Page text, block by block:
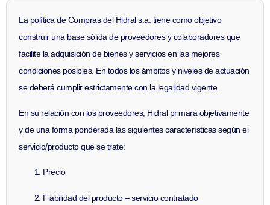
La política de Compras del Hidral s.a. tiene como objetivo
construir una base sólida de proveedores y colaboradores que
facilite la adquisición de bienes y servicios en las mejores
condiciones posibles. En todos los ámbitos y niveles de actuación
se deberá cumplir estrictamente con la legalidad vigente.
En su relación con los proveedores, Hidral primará objetivamente
y de una forma ponderada las siguientes características según el
servicio/producto que se trate:
Precio
Fiabilidad del producto – servicio contratado